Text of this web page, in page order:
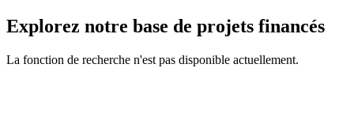
Explorez notre base de projets financés
La fonction de recherche n'est pas disponible actuellement.